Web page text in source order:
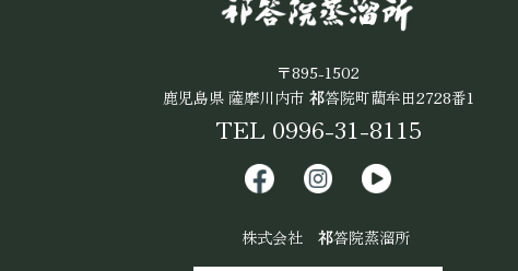
〒895-1502
鹿児島県 薩摩川内市 祁答院町藺牟田2728番1
TEL 0996-31-8115
株式会社 祁答院蒸溜所